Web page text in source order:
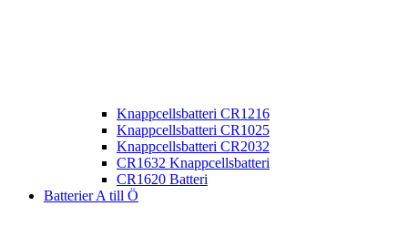
Knappcellsbatteri CR1216
Knappcellsbatteri CR1025
Knappcellsbatteri CR2032
CR1632 Knappcellsbatteri
CR1620 Batteri
Batterier A till Ö